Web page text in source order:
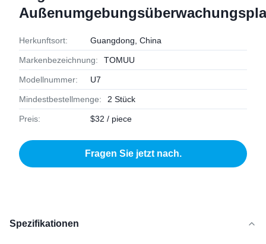
Herkunftsort: Guangdong, China
Markenbezeichnung: TOMUU
Modellnummer: U7
Mindestbestellmenge: 2 Stück
Preis: $32 / piece
Fragen Sie jetzt nach.
Spezifikationen